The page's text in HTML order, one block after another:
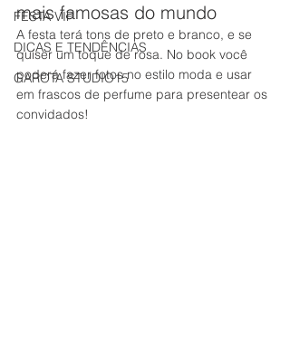
FESTA VIP
DICAS E TENDÊNCIAS
GAROTA STUDIO15
mais famosas do mundo
A festa terá tons de preto e branco, e se
quiser um toque de rosa. No book você
poderá fazer fotos no estilo moda e usar
em frascos de perfume para presentear os
convidados!